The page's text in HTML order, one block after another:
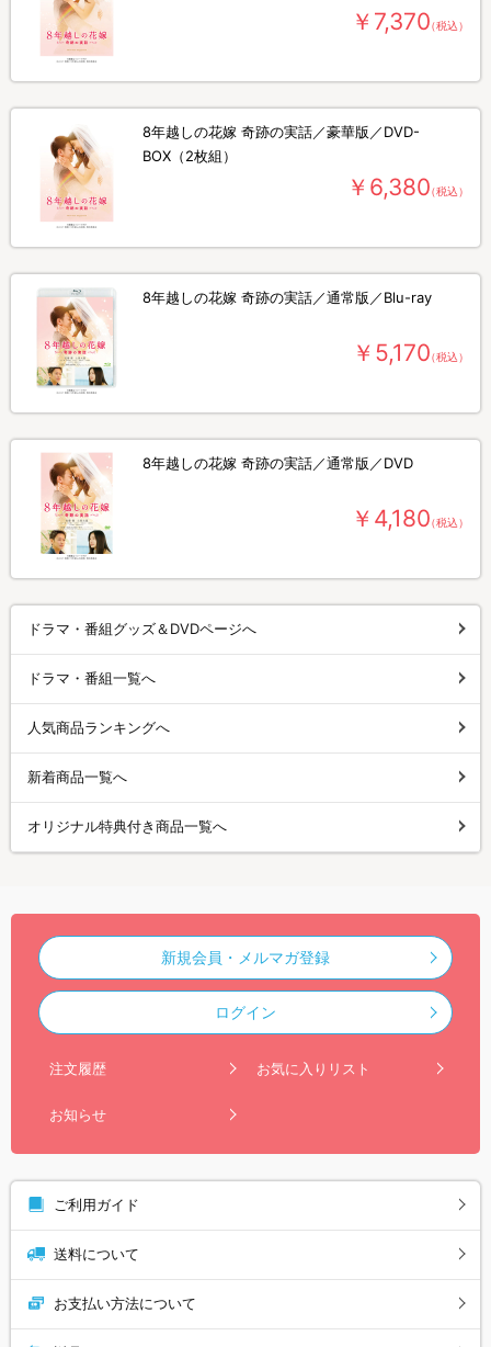
￥7,370（税込）
8年越しの花嫁 奇跡の実話／豪華版／DVD-
BOX（2枚組）
￥6,380（税込）
8年越しの花嫁 奇跡の実話／通常版／Blu-ray
￥5,170（税込）
8年越しの花嫁 奇跡の実話／通常版／DVD
￥4,180（税込）
ドラマ・番組グッズ＆DVDページへ
ドラマ・番組一覧へ
人気商品ランキングへ
新着商品一覧へ
オリジナル特典付き商品一覧へ
新規会員・メルマガ登録
ログイン
注文履歴 お気に入りリスト
お知らせ
ご利用ガイド
送料について
お支払い方法について